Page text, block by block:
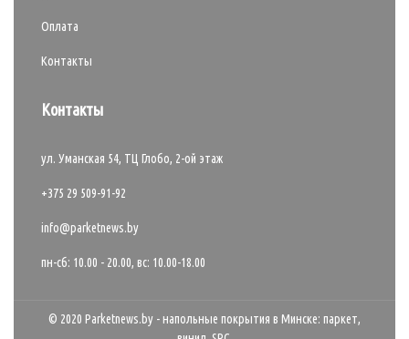
Оплата
Контакты
Контакты
ул. Уманская 54, ТЦ Глобо, 2-ой этаж
+375 29 509-91-92
info@parketnews.by
пн-сб: 10.00 - 20.00, вс: 10.00-18.00
© 2020 Parketnews.by - напольные покрытия в Минске: паркет,